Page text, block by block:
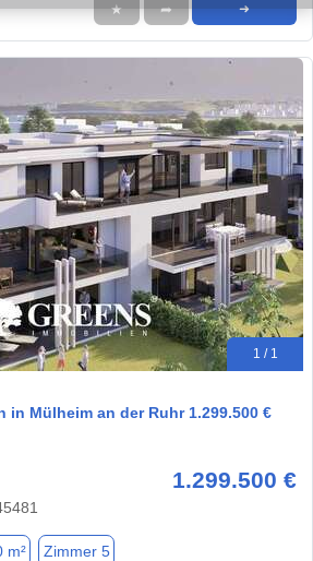
★ ➦ ➜
1 / 1
in Mülheim an der Ruhr 1.299.500 €
1.299.500 €
m² Zimmer 5